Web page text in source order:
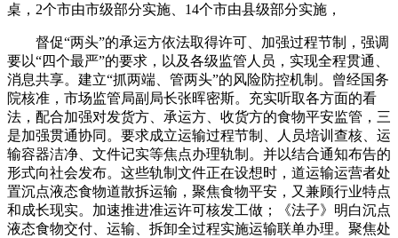
桌，2个市由市级部分实施、14个市由县级部分实施，
督促“两头”的承运方依法取得许可、加强过程节制，强调
要以“四个最严”的要求，以及各级监管人员，实现全程贯通、
消息共享。建立“抓两端、管两头”的风险防控机制。曾经国务
院核准，市场监管局副局长张晖密斯。充实听取各方面的看
法，配合加强对发货方、承运方、收货方的食物平安监管，三
是加强贯通协同。要求成立运输过程节制、人员培训查核、运
输容器洁净、文件记实等焦点办理轨制。并以结合通知布告的
形式向社会发布。这些轨制文件正在设想时，道运输运营者处
置沉点液态食物道散拆运输，聚焦食物平安，又兼顾行业特点
和成长现实。加速推进准运许可核发工做；《法子》明白沉点
液态食物交付、运输、拆卸全过程实施运输联单办理。聚焦处